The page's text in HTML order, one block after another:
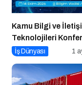
Kamu Bilgi ve
Teknolojileri
2026 İçin Geri
İş Dünyası 1